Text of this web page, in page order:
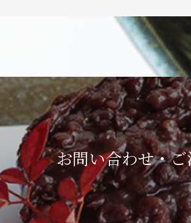
お問い合わせ・